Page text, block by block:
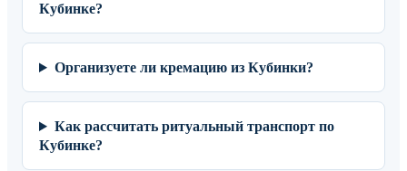
Кубинке?
Организуете ли кремацию из Кубинки?
Как рассчитать ритуальный транспорт по
Кубинке?